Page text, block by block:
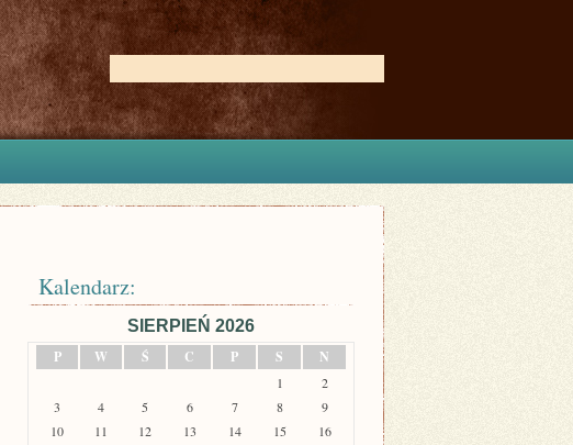
Kalendarz:
SIERPIEŃ 2026
P
W Ś C P S N
1
2
3
4 5 6 7 8
9
10
11 12 13 14 15
16